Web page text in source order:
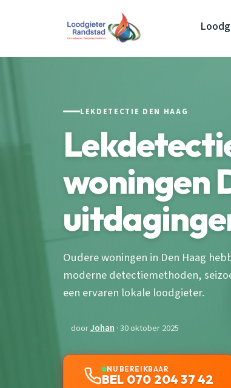
LEKDETECTIE DEN HAAG
woningen
Oudere woningen in Den Haag
moderne detectiemethoden,
een ervaren lokale loodgieter.
doorJohan · 30 oktober 2025
NU BEREIKBAAR
BEL 070 204 37 42